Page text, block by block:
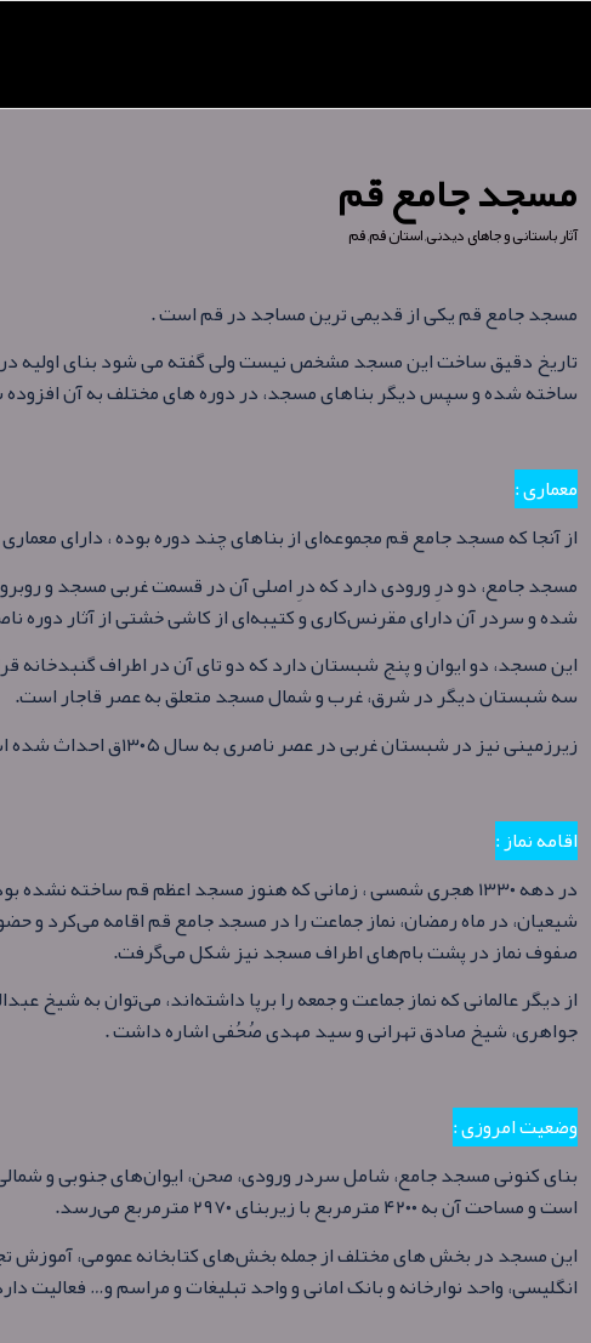
مسجد جامع قم
آثار باستانی و جاهای دیدنی,استان قم,قم
مسجد جامع قم یکی از قدیمی ترین مساجد در قم است .
تاریخ دقیق ساخت این مسجد مشخص نیست ولی گفته می شود بنای
ساخته شده و سپس دیگر بناهای مسجد، در دوره‌ های مختلف به آن
معماری :
از آنجا که مسجد جامع قم مجموعه‌ای از بناهای چند دوره بوده ، دارای
مسجد جامع، دو درِ ورودی دارد که درِ اصلی آن در قسمت غربی مسجد و
شده و سردر آن دارای مقرنس‌کاری و کتیبه‌ای از کاشی خشتی از آثار دوره
این مسجد، دو ایوان و پنج شبستان دارد که دو تای آن در اطراف گنبدخانه
سه شبستان دیگر در شرق، غرب و شمال مسجد متعلق به عصر قاجار است.
زیرزمینی نیز در شبستان غربی در عصر ناصری به سال ۱۳۰۵ق احداث شده است .
اقامه نماز :
در دهه ۱۳۳۰ هجری شمسی ، زمانی که هنوز مسجد اعظم قم ساخته
شیعیان، در ماه رمضان، نماز جماعت را در مسجد جامع قم اقامه می‌کرد و
صفوف نماز در پشت‌ بام‌های اطراف مسجد نیز شکل می‌گرفت.
از دیگر عالمانی که نماز جماعت و جمعه را برپا داشته‌اند، می‌توان به شیخ
جواهری، شیخ صادق تهرانی و سید مهدی صُحُفی اشاره داشت .
وضعیت امروزی :
بنای کنونی مسجد جامع، شامل سردر ورودی، صحن، ایوان‌های جنوبی و
است و مساحت آن به ۴۲۰۰ مترمربع با زیربنای ۲۹۷۰ مترمربع می‌رسد.
این مسجد در بخش های مختلف از جمله بخش‌های کتابخانه عمومی، آموزش
انگلیسی، واحد نوارخانه و بانک امانی و واحد تبلیغات و مراسم و… فعالیت